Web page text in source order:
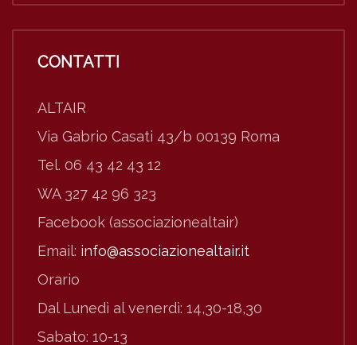
CONTATTI
ALTAIR
Via Gabrio Casati 43/b 00139 Roma
Tel. 06 43 42 43 12
WA 327 42 96 323
Facebook (associazionealtair)
Email: info@associazionealtair.it
Orario
Dal Lunedì al venerdì: 14,30-18,30
Sabato: 10-13